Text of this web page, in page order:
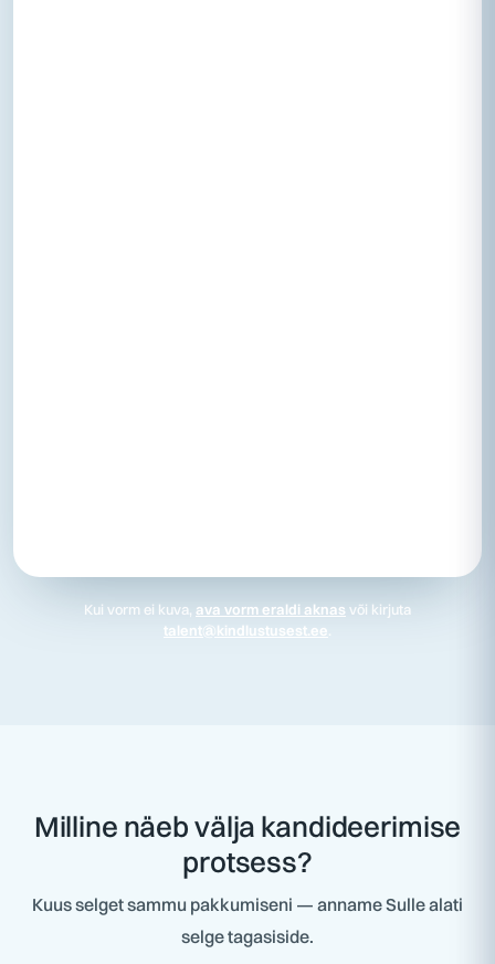
Kui vorm ei kuva, ava vorm eraldi aknasvõi kirjuta
talent@kindlustusest.ee.
Milline näeb välja kandideerimise
protsess?
Kuus selget sammu pakkumiseni — anname Sulle alati
selge tagasiside.